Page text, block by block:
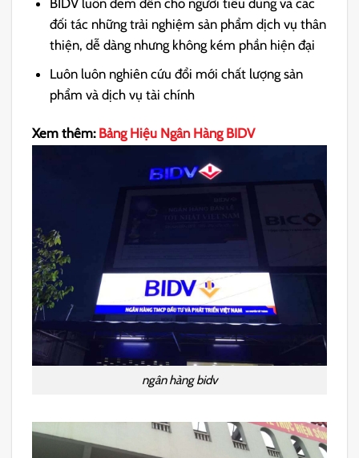
đối tác những trải nghiệm sản phẩm dịch vụ thân
thiện, dễ dàng nhưng không kém phần hiện đại
Luôn luôn nghiên cứu đổi mới chất lượng sản
phẩm và dịch vụ tài chính
Xem thêm: Bảng Hiệu Ngân Hàng BIDV
ngân hàng bidv